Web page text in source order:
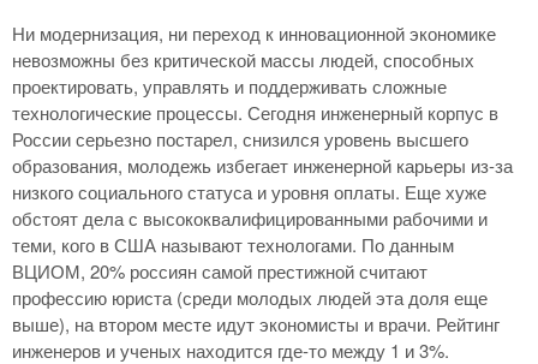
Ни модернизация, ни переход к инновационной экономике
невозможны без критической массы людей, способных
проектировать, управлять и поддерживать сложные
технологические процессы. Сегодня инженерный корпус в
России серьезно постарел, снизился уровень высшего
образования, молодежь избегает инженерной карьеры из-за
низкого социального статуса и уровня оплаты. Еще хуже
обстоят дела с высококвалифицированными рабочими и
теми, кого в США называют технологами. По данным
ВЦИОМ, 20% россиян самой престижной считают
профессию юриста (среди молодых людей эта доля еще
выше), на втором месте идут экономисты и врачи. Рейтинг
инженеров и ученых находится где-то между 1 и 3%.